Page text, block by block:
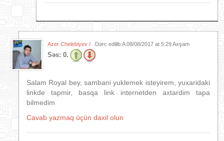
Azer Chelebiyev / . Dərc edilib:A08/08/2017 at 5:29 Axşam
Səs: 0.
Salam Royal bey, sambani yuklemek isteyirem, yuxaridaki
linkde tapmir, basqa link internetden axtardim tapa
bilmedim
Cavab yazmaq üçün daxil olun